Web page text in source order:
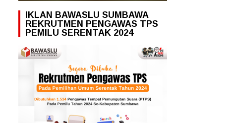
IKLAN BAWASLU SUMBAWA
REKRUTMEN PENGAWAS TPS
PEMILU SERENTAK 2024